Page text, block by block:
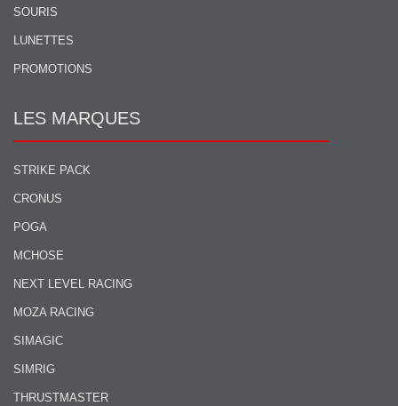
SOURIS
LUNETTES
PROMOTIONS
LES MARQUES
STRIKE PACK
CRONUS
POGA
MCHOSE
NEXT LEVEL RACING
MOZA RACING
SIMAGIC
SIMRIG
THRUSTMASTER